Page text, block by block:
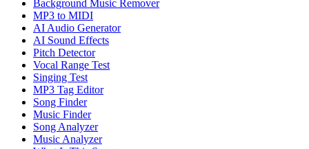
Background Music Remover
MP3 to MIDI
AI Audio Generator
AI Sound Effects
Pitch Detector
Vocal Range Test
Singing Test
MP3 Tag Editor
Song Finder
Music Finder
Song Analyzer
Music Analyzer